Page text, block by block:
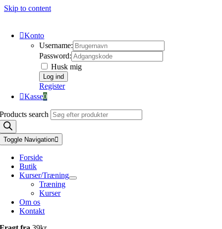
Skip to content
Konto
Username:
Password:
Husk mig
Register
Kasse0
Products search
Toggle Navigation
Forside
Butik
Kurser/Træning
Træning
Kurser
Om os
Kontakt